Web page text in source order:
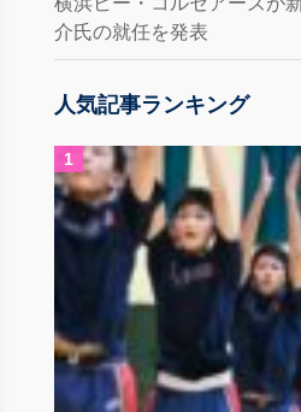
介氏の就任を発表
人気記事ランキング